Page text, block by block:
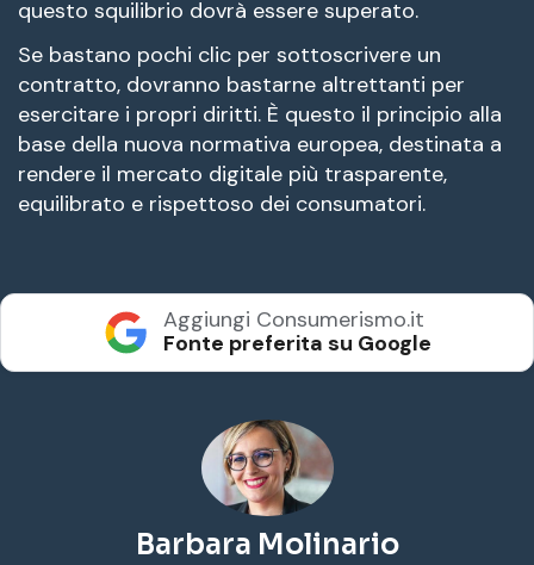
questo squilibrio dovrà essere superato.
Se bastano pochi clic per sottoscrivere un
contratto, dovranno bastarne altrettanti per
esercitare i propri diritti. È questo il principio alla
base della nuova normativa europea, destinata a
rendere il mercato digitale più trasparente,
equilibrato e rispettoso dei consumatori.
Aggiungi Consumerismo.it
Fonte preferita su Google
Barbara Molinario